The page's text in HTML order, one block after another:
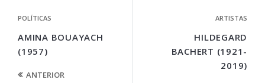
POLÍTICAS
AMINA BOUAYACH
(1957)
ANTERIOR
ARTISTAS
HILDEGARD
BACHERT (1921-
2019)